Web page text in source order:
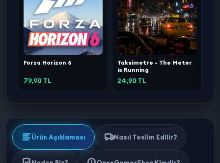
Forza Horizon 6
79,90 TL
Taksimetre - The Meter
is Running
24,90 TL
Ürün Açıklaması Nasıl Teslim Edilir?